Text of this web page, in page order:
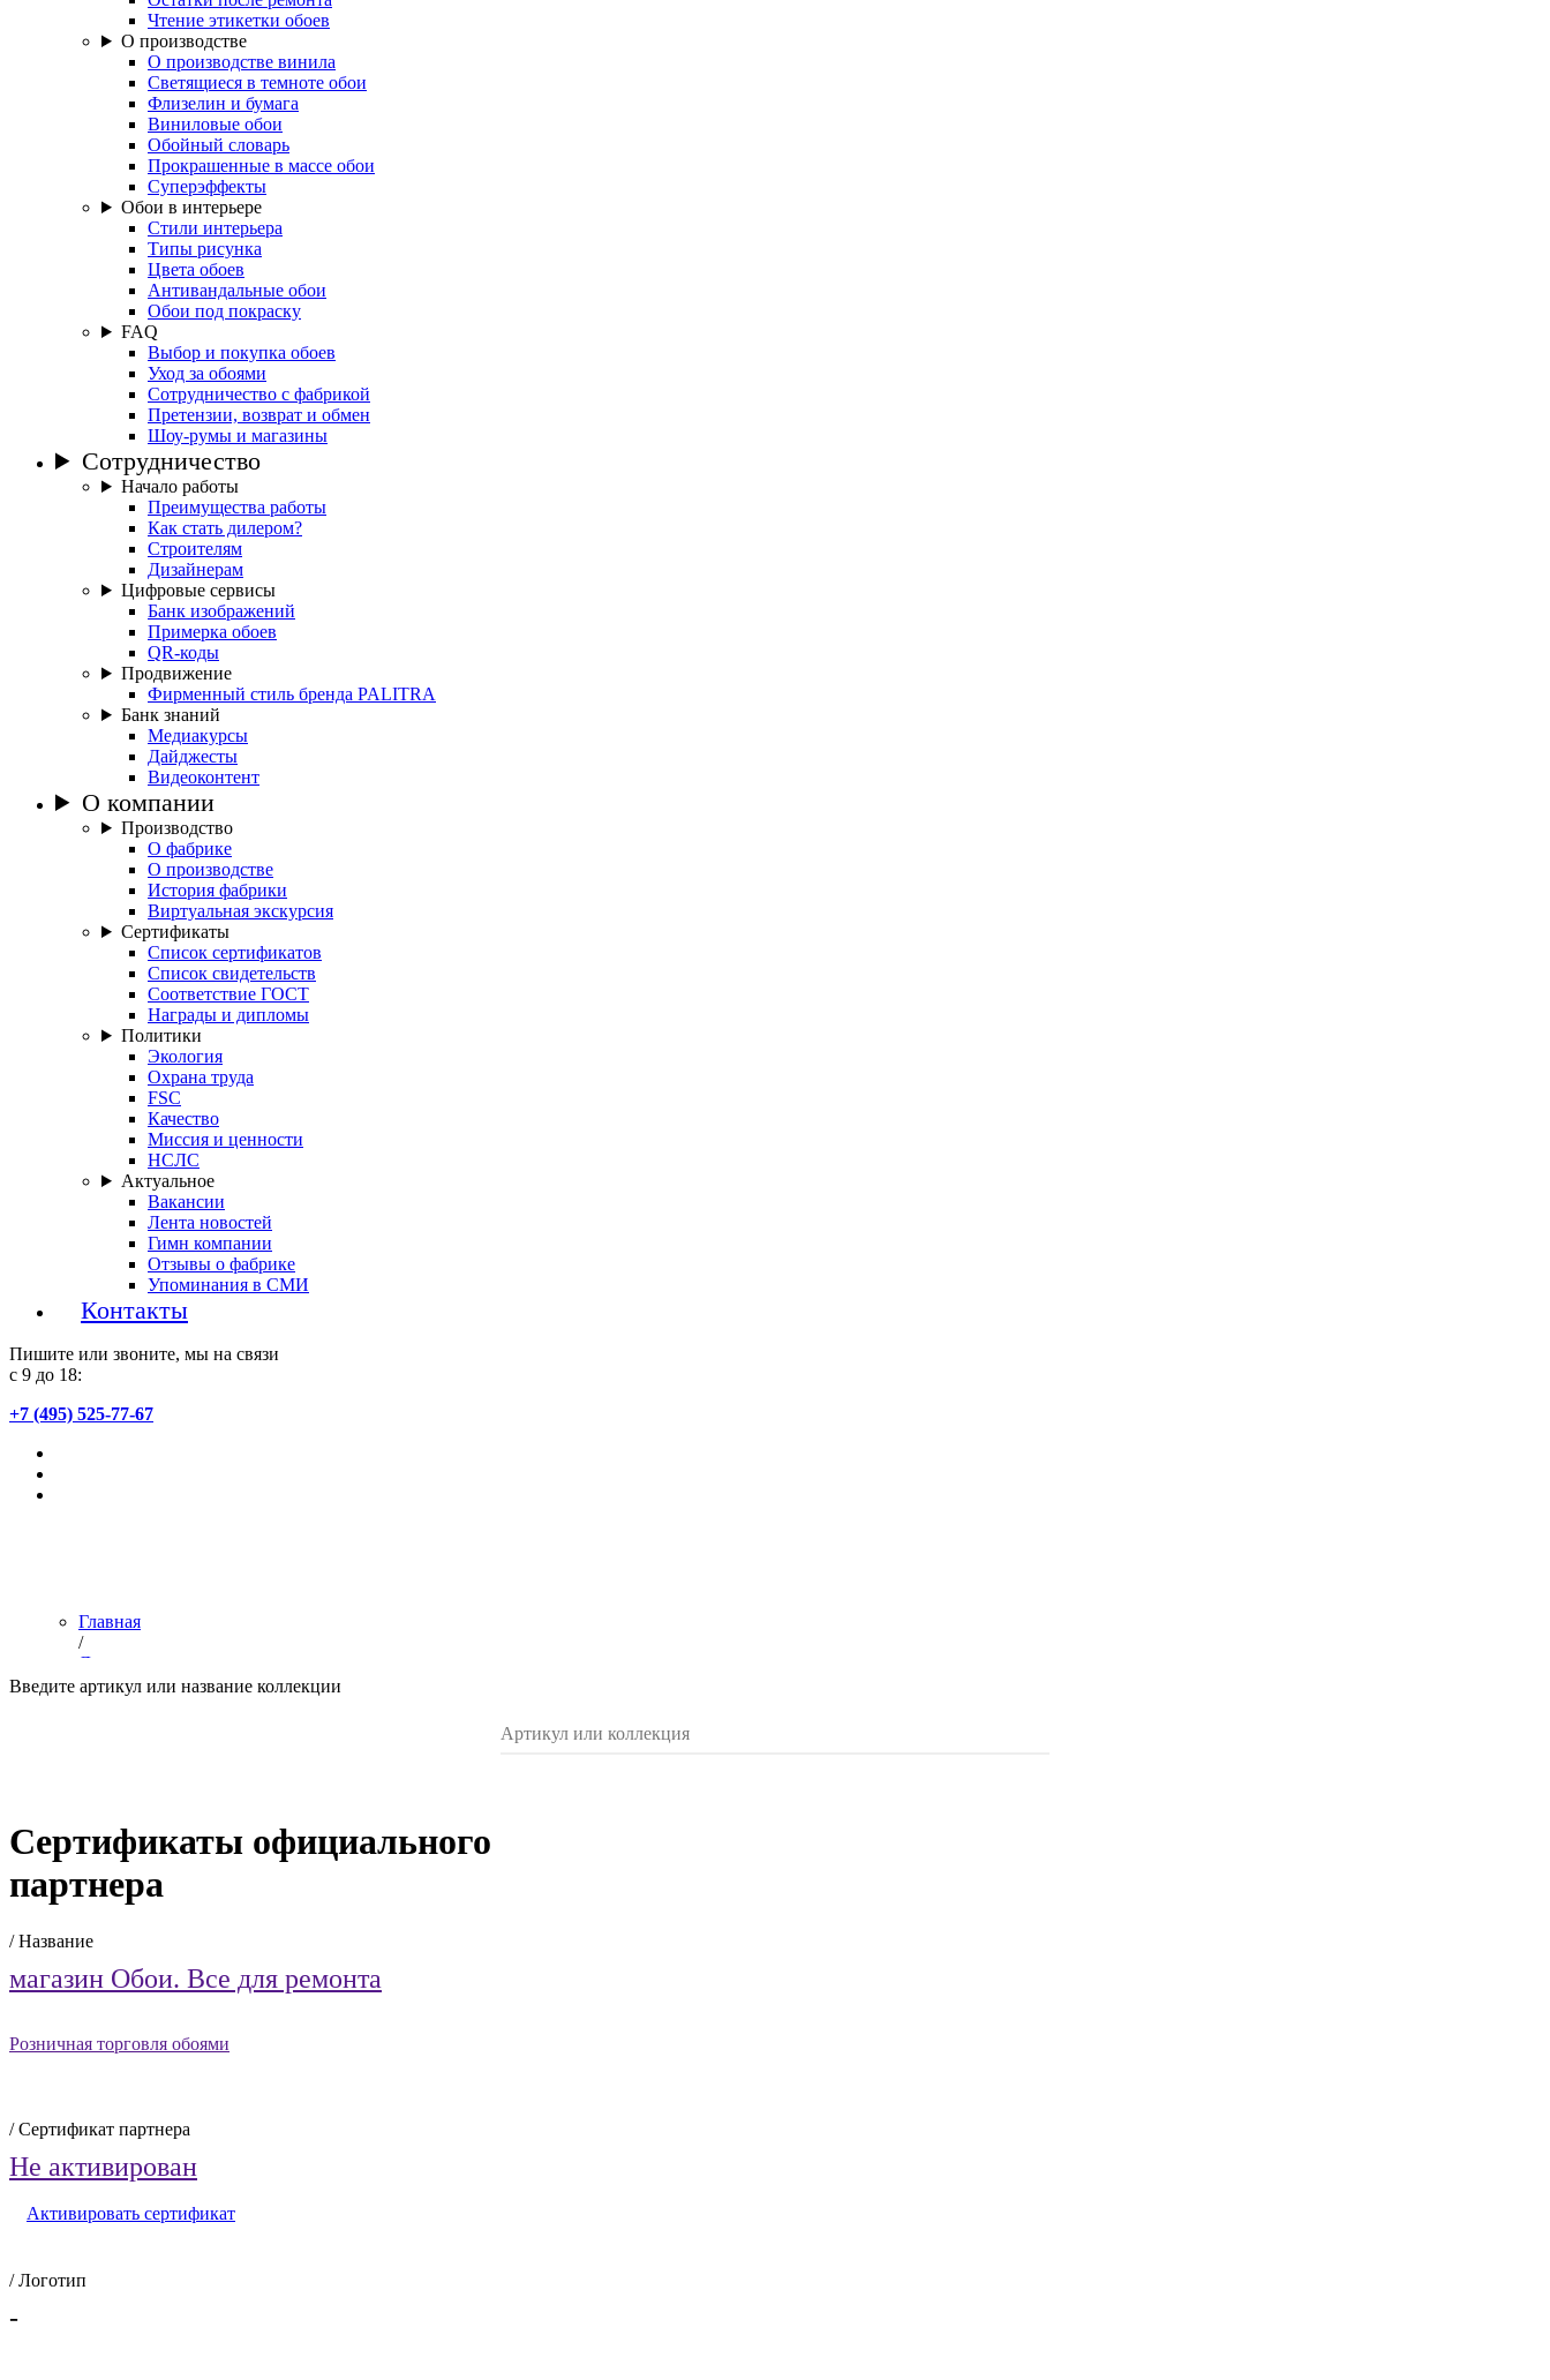
Чтение этикетки обоев
О производстве
О производстве винила
Светящиеся в темноте обои
Флизелин и бумага
Виниловые обои
Обойный словарь
Прокрашенные в массе обои
Суперэффекты
Обои в интерьере
Стили интерьера
Типы рисунка
Цвета обоев
Антивандальные обои
Обои под покраску
FAQ
Выбор и покупка обоев
Уход за обоями
Сотрудничество с фабрикой
Претензии, возврат и обмен
Шоу-румы и магазины
Сотрудничество
Начало работы
Преимущества работы
Как стать дилером?
Строителям
Дизайнерам
Цифровые сервисы
Банк изображений
Примерка обоев
QR-коды
Продвижение
Фирменный стиль бренда PALITRA
Банк знаний
Медиакурсы
Дайджесты
Видеоконтент
О компании
Производство
О фабрике
О производстве
История фабрики
Виртуальная экскурсия
Сертификаты
Список сертификатов
Список свидетельств
Соответствие ГОСТ
Награды и дипломы
Политики
Экология
Охрана труда
FSC
Качество
Миссия и ценности
НСЛС
Актуальное
Вакансии
Лента новостей
Гимн компании
Отзывы о фабрике
Упоминания в СМИ
Контакты
Пишите или звоните, мы на связи
с 9 до 18:
+7 (495) 525-77-67
Главная
/
Дилерам
/
Введите артикул или название коллекции
Сертификаты официального
партнера
/ Название
магазин Обои. Все для ремонта
Розничная торговля обоями
/ Сертификат партнера
Не активирован
Активировать сертификат
/ Логотип
-